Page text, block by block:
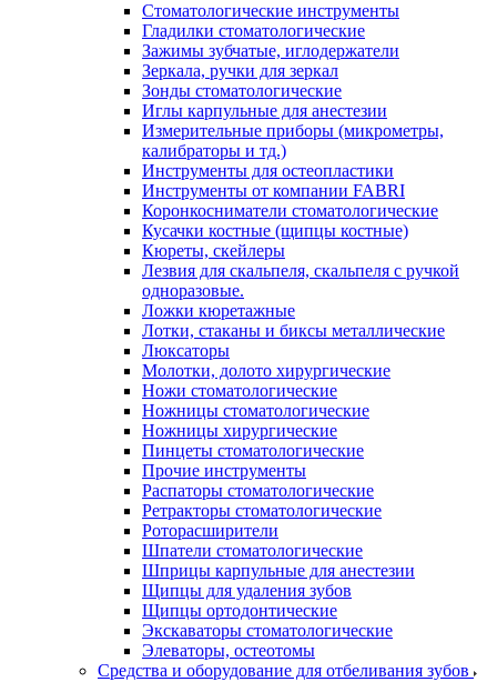
Стоматологические инструменты
Гладилки стоматологические
Зажимы зубчатые, иглодержатели
Зеркала, ручки для зеркал
Зонды стоматологические
Иглы карпульные для анестезии
Измерительные приборы (микрометры,
калибраторы и тд.)
Инструменты для остеопластики
Инструменты от компании FABRI
Коронкосниматели стоматологические
Кусачки костные (щипцы костные)
Кюреты, скейлеры
Лезвия для скальпеля, скальпеля с ручкой
одноразовые.
Ложки кюретажные
Лотки, стаканы и биксы металлические
Люксаторы
Молотки, долото хирургические
Ножи стоматологические
Ножницы стоматологические
Ножницы хирургические
Пинцеты стоматологические
Прочие инструменты
Распаторы стоматологические
Ретракторы стоматологические
Роторасширители
Шпатели стоматологические
Шприцы карпульные для анестезии
Щипцы для удаления зубов
Щипцы ортодонтические
Экскаваторы стоматологические
Элеваторы, остеотомы
Средства и оборудование для отбеливания зубов